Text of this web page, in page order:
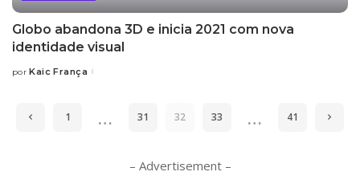
Globo abandona 3D e inicia 2021 com nova
identidade visual
Posted
por Kaic França
1 … 31 32 33 … 41
– Advertisement –